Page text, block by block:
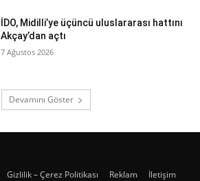
İDO, Midilli’ye üçüncü uluslararası hattını
Akçay’dan açtı
7 Ağustos 2026
Devamını Göster
Gizlilik – Çerez Politikası Reklam İletişim